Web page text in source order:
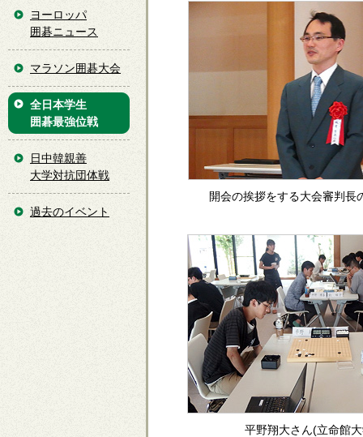
開会の挨拶をする大会審判長
平野翔大さん(立命館
ヨーロッパ
囲碁ニュース
マラソン囲碁大会
全日本学生
囲碁最強位戦
日中韓親善
大学対抗団体戦
過去のイベント